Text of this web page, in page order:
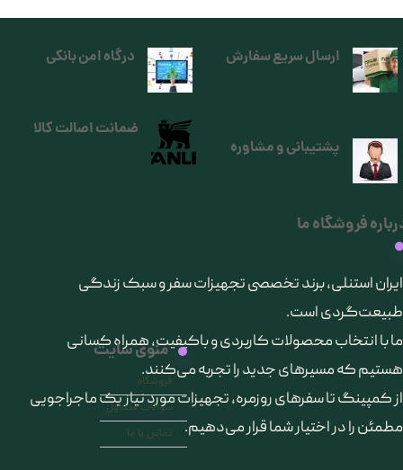
ارسال سریع سفارش
فروشگاه ما
​ایران استنلی، برند تخصصی تجهیزات سفر و سبک زندگی
طبیعت‌گردی است.
ما با انتخاب محصولات کاربردی و باکیفیت، همراه کسانی
هستیم که مسیرهای جدید را تجربه می‌کنند.
از کمپینگ تا سفرهای روزمره، تجهیزات مورد نیاز یک ماجراجویی
مطمئن را در اختیار شما قرار می‌دهیم.
منوی سایت
فروشگاه
سوالات متداول
تماس با ما
درگاه امن بانکی
پشتیبانی و مشاوره
ضمانت اصالت کالا